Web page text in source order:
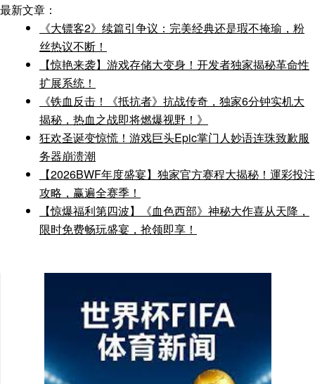
最新文章：
《大镖客2》续篇引争议：完美经典还是瑕不掩瑜，粉
丝热议不断！
【惊艳来袭】游戏存储大变身！开发者独家揭秘革命性
扩展系统！
《铁血反击！《抵抗者》抗战传奇，独家6分钟实机大
揭秘，热血之战即将燃爆视野！》
狂欢圣诞变惊慌！游戏巨头Epic掌门人妙语连珠致歉服
务器崩溃潮
【2026BWF年度盛宴】独家官方赛程大揭秘！運彩投注
攻略，赢遍全赛季！
【惊爆福利第四波】《血色西部》神秘大作喜从天降，
限时免费畅玩盛宴，抢领即享！